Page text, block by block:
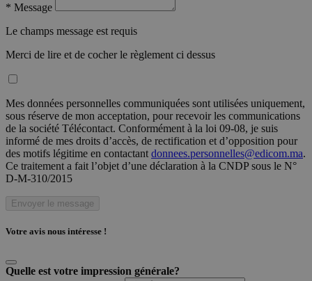
* Message
Le champs message est requis
Merci de lire et de cocher le règlement ci dessus
Mes données personnelles communiquées sont utilisées uniquement,
sous réserve de mon acceptation, pour recevoir les communications
de la société Télécontact. Conformément à la loi 09-08, je suis
informé de mes droits d’accès, de rectification et d’opposition pour
des motifs légitime en contactant donnees.personnelles@edicom.ma.
Ce traitement a fait l’objet d’une déclaration à la CNDP sous le N°
D-M-310/2015
Envoyer le message
Votre avis nous intéresse !
Quelle est votre impression générale?